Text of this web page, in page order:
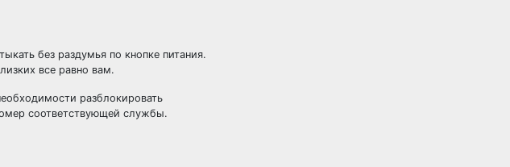
без раздумья по кнопке питания.
все равно вам.
разблокировать
соответствующей службы.